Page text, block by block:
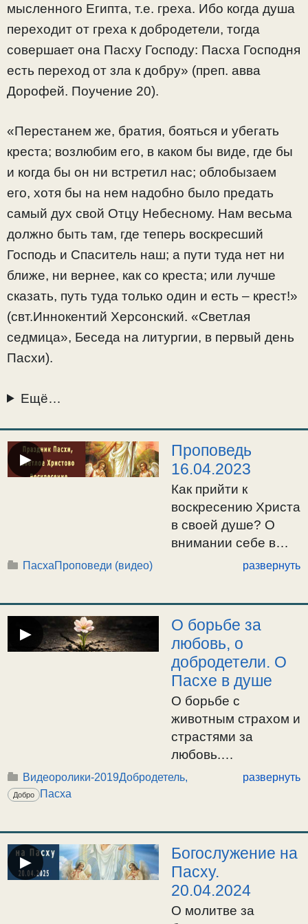
мысленного Египта, т.е. греха. Ибо когда душа
переходит от греха к добродетели, тогда
совершает она Пасху Господу: Пасха Господня
есть переход от зла к добру» (преп. авва
Дорофей. Поучение 20).
«Перестанем же, братия, бояться и убегать
креста; возлюбим его, в каком бы виде, где бы
и когда бы он ни встретил нас; облобызаем
его, хотя бы на нем надобно было предать
самый дух свой Отцу Небесному. Нам весьма
должно быть там, где теперь воскресший
Господь и Спаситель наш; а пути туда нет ни
ближе, ни вернее, как со креста; или лучше
сказать, путь туда только один и есть – крест!»
(свт.Иннокентий Херсонский. «Светлая
седмица», Беседа на литургии, в первый день
Пасхи).
Ещё…
▶
Проповедь
16.04.2023
Как прийти к
воскресению Христа
в своей душе? О
внимании себе в
духовной жизни. О
страстями. О
пасхальных
символах. О
главном и
второстепенном в
празднике Пасхи и
христианстве. 20:27
Об отношении к злу.
О любви к правде и
сострадательной
любви. О двух
крайностях, —
ревности не по
разуму и
сладострастии.
ПасхаПроповеди (видео) развернуть
▶
О борьбе за
любовь, о
добродетели. О
Пасхе в душе
О борьбе с
животным страхом и
страстями за
любовь.
Добродетель –
страсти к
добродетели через
искоренение
страсти и
Видеоролики-2019Добродетель,
Добро Пасха
развернуть
▶
Богослужение на
Пасху.
20.04.2024
О молитве за